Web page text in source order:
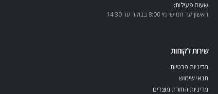
שעות פעילות:
ראשון עד חמישי מי 8:00 בבוקר עד 14:30
שירות לקוחות
מדיניות פרטיות
תנאי שימוש
מדיניות החזרת מוצרים